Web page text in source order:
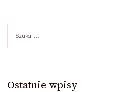
Ostatnie wpisy